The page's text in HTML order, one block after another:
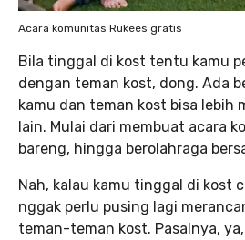
Acara komunitas Rukees gratis
Bila tinggal di kost tentu kamu
dengan teman kost, dong. Ada
kamu dan teman kost bisa lebih
lain. Mulai dari membuat acara
bareng, hingga berolahraga
Nah, kalau kamu tinggal di kost
nggak perlu pusing lagi
teman-teman kost. Pasalnya, ya,